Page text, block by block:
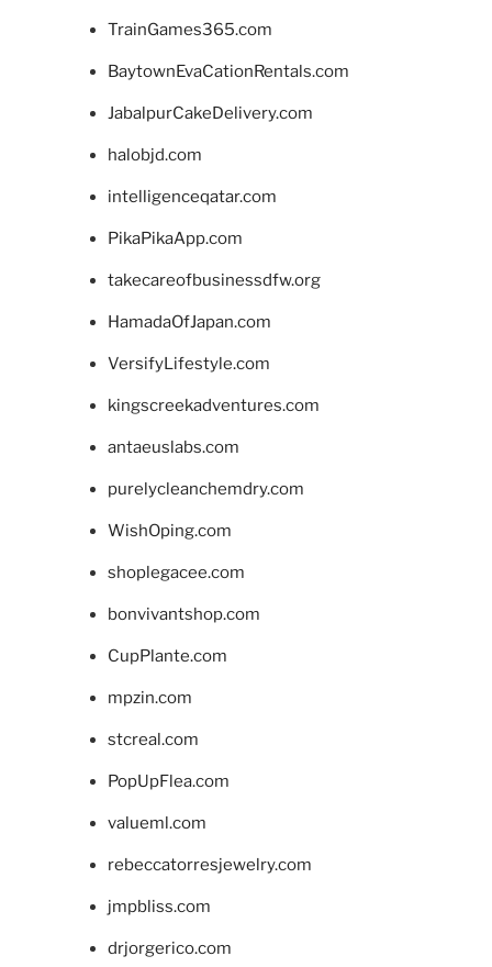
TrainGames365.com
BaytownEvaCationRentals.com
JabalpurCakeDelivery.com
halobjd.com
intelligenceqatar.com
PikaPikaApp.com
takecareofbusinessdfw.org
HamadaOfJapan.com
VersifyLifestyle.com
kingscreekadventures.com
antaeuslabs.com
purelycleanchemdry.com
WishOping.com
shoplegacee.com
bonvivantshop.com
CupPlante.com
mpzin.com
stcreal.com
PopUpFlea.com
valueml.com
rebeccatorresjewelry.com
jmpbliss.com
drjorgerico.com